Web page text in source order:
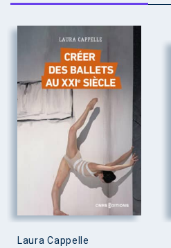
Laura Cappelle